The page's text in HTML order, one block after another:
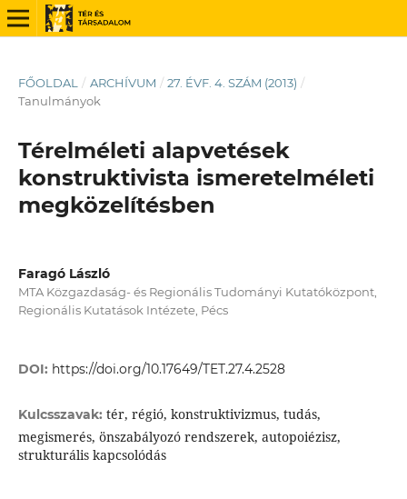
FŐOLDAL / ARCHÍVUM / 27. ÉVF. 4. SZÁM (2013) /
Tanulmányok
Térelméleti alapvetések
konstruktivista ismeretelméleti
megközelítésben
Faragó László
MTA Közgazdaság- és Regionális Tudományi Kutatóközpont,
Regionális Kutatások Intézete, Pécs
DOI: https://doi.org/10.17649/TET.27.4.2528
Kulcsszavak: tér, régió, konstruktivizmus, tudás,
megismerés, önszabályozó rendszerek, autopoiézisz,
strukturális kapcsolódás